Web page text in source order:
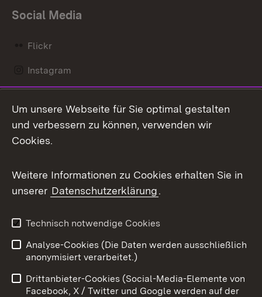
Social Media
Flickr
Instagram
Mastodon
Messenger
Social Wall
X / Twitter
Youtube
Benutzungshinweise
Barrierefreiheit
Um unsere Webseite für Sie optimal gestalten
und verbessern zu können, verwenden wir
Cookies.
Weitere Informationen zu Cookies erhalten Sie in
unserer Datenschutzerklärung.
Technisch notwendige Cookies
Analyse-Cookies (Die Daten werden ausschließlich
anonymisiert verarbeitet.)
Drittanbieter-Cookies (Social-Media-Elemente von
Facebook, X / Twitter und Google werden auf der